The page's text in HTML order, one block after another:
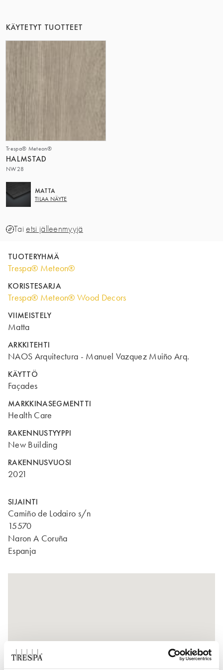
KÄYTETYT TUOTTEET
Trespa® Meteon®
HALMSTAD
NW28
MATTA
TILAA NÄYTE
Taietsi jälleenmyyjä
TUOTERYHMÄ
Trespa® Meteon®
KORISTESARJA
Trespa® Meteon® Wood Decors
VIIMEISTELY
Matta
ARKKITEHTI
NAOS Arquitectura - Manuel Vazquez Muiño Arq.
KÄYTTÖ
Façades
MARKKINASEGMENTTI
Health Care
RAKENNUSTYYPPI
New Building
RAKENNUSVUOSI
2021
SIJAINTI
Camiño de Lodairo s/n
15570
Naron A Coruña
Espanja